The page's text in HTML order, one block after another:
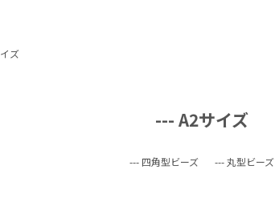
ズ
--- A2サイズ
--- 四角型ビーズ --- 丸型ビーズ